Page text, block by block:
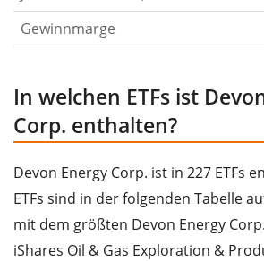
Foothills und Save Point in den
Alberta und British Columbia.
Delta und in den
Meeres. Hauptsitz des
City, Oklahoma.
Quelle: Facunda financial data GmbH
Gewinnmarge
In welchen ETFs ist
Corp. enthalten?
Devon Energy Corp. ist in 227 ETFs
ETFs sind in der folgenden Tabelle
mit dem größten Devon Energy
iShares Oil & Gas Exploration &